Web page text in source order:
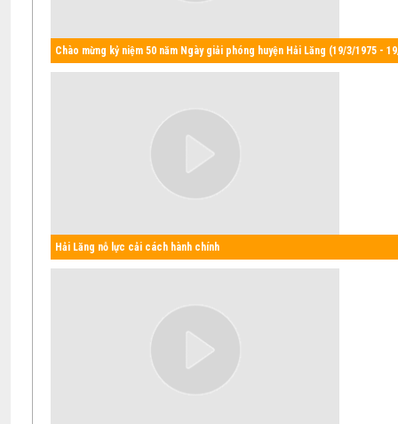
Chào mừng kỷ niệm 50 năm Ngày giải phóng huyện Hải Lăng (19/3/1975 -
Hải Lăng nỗ lực cải cách hành chính